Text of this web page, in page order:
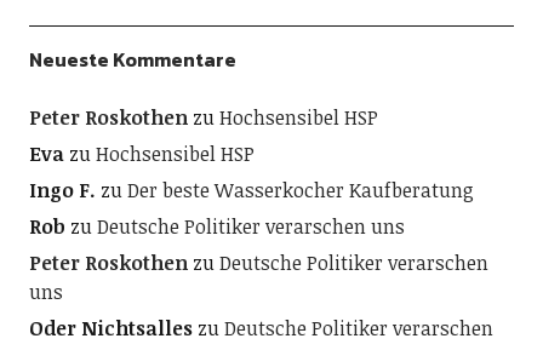
Neueste Kommentare
Peter RoskothenzuHochsensibel HSP
EvazuHochsensibel HSP
Ingo F. zuDer beste Wasserkocher Kaufberatung
Rob zuDeutsche Politiker verarschen uns
Peter RoskothenzuDeutsche Politiker verarschen
uns
Oder NichtsalleszuDeutsche Politiker verarschen